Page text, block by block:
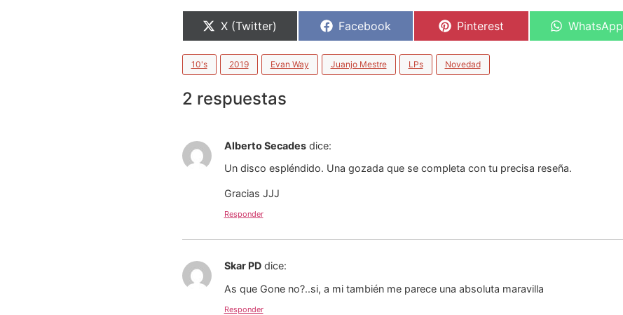
X (Twitter) Facebook Pinterest WhatsApp
10's 2019 Evan Way Juanjo Mestre LPs Novedad
2 respuestas
Alberto Secades dice:
Un disco espléndido. Una gozada que se completa con tu precisa reseña.
Gracias JJJ
Responder
Skar PD dice:
As que Gone no?..si, a mi también me parece una absoluta maravilla
Responder